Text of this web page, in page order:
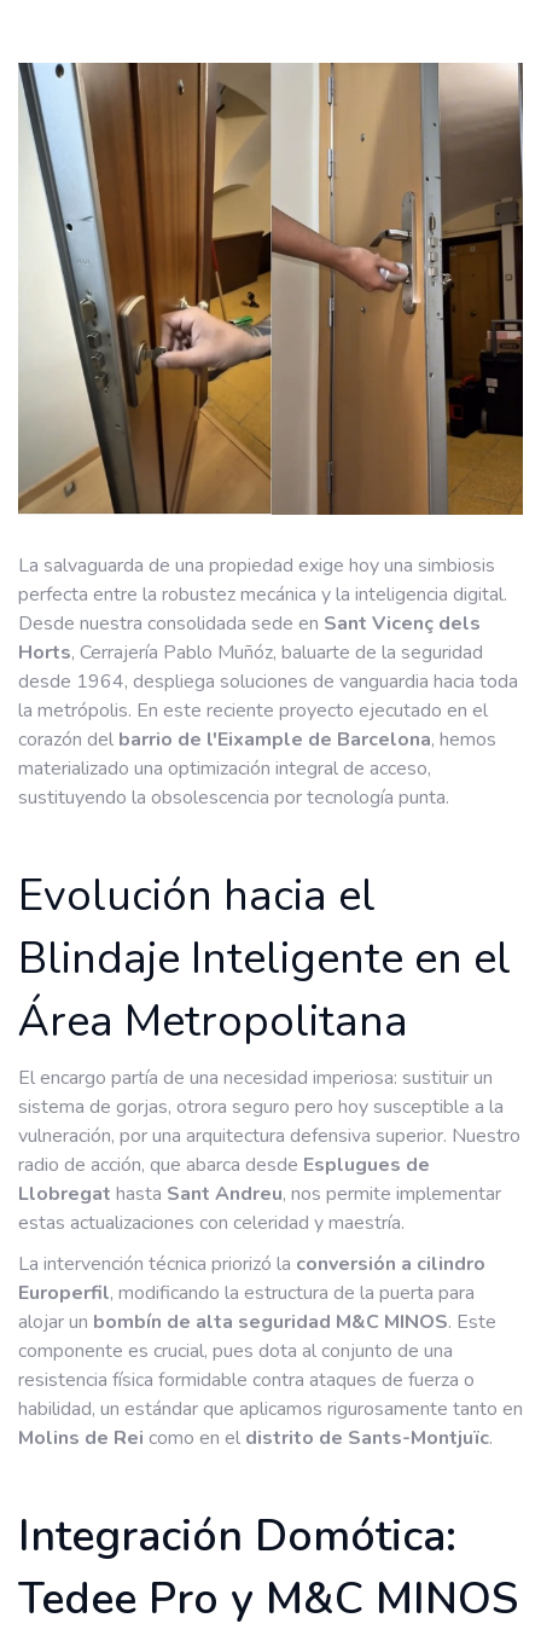
La salvaguarda de una propiedad exige hoy una simbiosis
perfecta entre la robustez mecánica y la inteligencia digital.
Desde nuestra consolidada sede en Sant Vicenç dels
Horts, Cerrajería Pablo Muñóz, baluarte de la seguridad
desde 1964, despliega soluciones de vanguardia hacia toda
la metrópolis. En este reciente proyecto ejecutado en el
corazón del barrio de l'Eixample de Barcelona, hemos
materializado una optimización integral de acceso,
sustituyendo la obsolescencia por tecnología punta.
Evolución hacia el
Blindaje Inteligente en el
Área Metropolitana
El encargo partía de una necesidad imperiosa: sustituir un
sistema de gorjas, otrora seguro pero hoy susceptible a la
vulneración, por una arquitectura defensiva superior. Nuestro
radio de acción, que abarca desde Esplugues de
Llobregat hasta Sant Andreu, nos permite implementar
estas actualizaciones con celeridad y maestría.
La intervención técnica priorizó la conversión a cilindro
Europerfil, modificando la estructura de la puerta para
alojar un bombín de alta seguridad M&C MINOS. Este
componente es crucial, pues dota al conjunto de una
resistencia física formidable contra ataques de fuerza o
habilidad, un estándar que aplicamos rigurosamente tanto en
Molins de Rei como en el distrito de Sants-Montjuïc.
Integración Domótica:
Tedee Pro y M&C MINOS